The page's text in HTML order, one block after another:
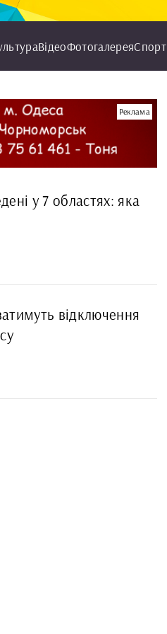
ВідеоФотогалереяСпорт
Реклама
у 7 областях: яка
відключення